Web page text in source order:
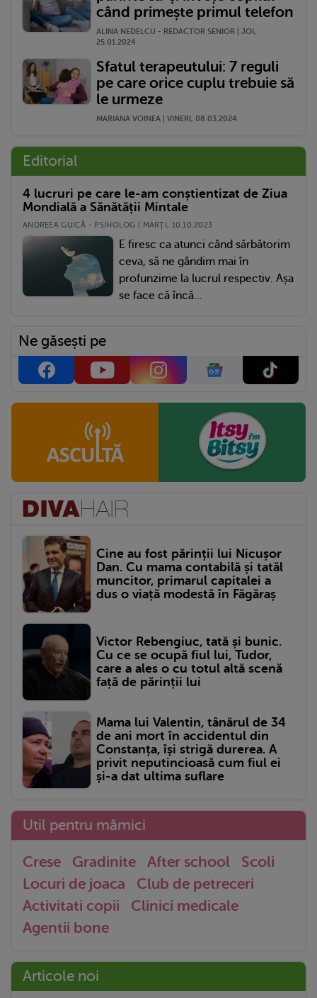
când primește primul telefon
ALINA NEDELCU - REDACTOR SENIOR | JOI,
25.01.2024
Sfatul terapeutului: 7 reguli
pe care orice cuplu trebuie să
le urmeze
MARIANA VOINEA | VINERI, 08.03.2024
Editorial
4 lucruri pe care le-am conștientizat de Ziua
Mondială a Sănătății Mintale
ANDREEA GUICĂ - PSIHOLOG | MARŢI, 10.10.2023
E firesc ca atunci când sărbătorim
ceva, să ne gândim mai în
profunzime la lucrul respectiv. Așa
se face că încă...
Ne găsești pe
Cine au fost părinții lui Nicușor
Dan. Cu mama contabilă și tatăl
muncitor, primarul capitalei a
dus o viață modestă în Făgăraș
Victor Rebengiuc, tată și bunic.
Cu ce se ocupă fiul lui, Tudor,
care a ales o cu totul altă scenă
față de părinții lui
Mama lui Valentin, tânărul de 34
de ani mort în accidentul din
Constanța, își strigă durerea. A
privit neputincioasă cum fiul ei
și-a dat ultima suflare
Util pentru mămici
Crese Gradinite After school
Scoli
Locuri de joaca
Club de petreceri
Activitati copii
Clinici medicale
Agentii bone
Articole noi